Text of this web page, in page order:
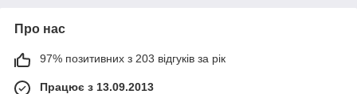
Про нас
97% позитивних з 203 відгуків за рік
Працює з 13.09.2013